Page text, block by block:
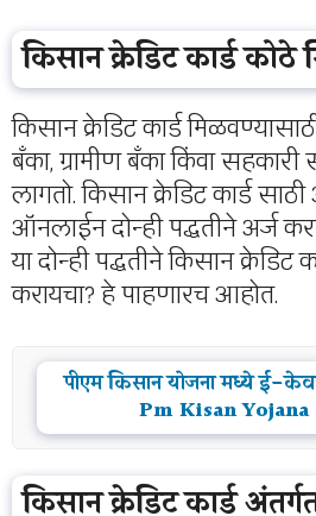
किसान क्रेडिट कार्ड कोठे
किसान क्रेडिट कार्ड
बँका, ग्रामीण बँका किंवा
लागतो. किसान क्रेडिट कार्ड
ऑनलाईन दोन्ही पद्धतीने अर्ज
या दोन्ही पद्धतीने किसान क्रेडिट
करायचा? हे पाहणारच आहोत.
पीएम किसान योजना मध्ये ई-
Pm Kisan
किसान क्रेडिट कार्ड